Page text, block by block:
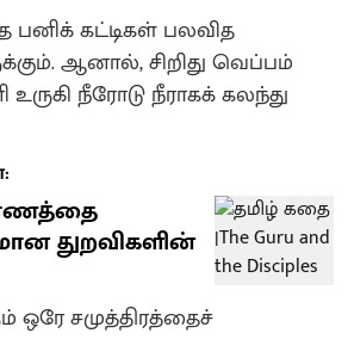
கட்டிகள் பலவித
ஆனால், சிறிது வெப்பம்
உருகி நீரோடு நீராகக் கலந்து
துறவிகளின்
ஒரே சமுத்திரத்தைச்